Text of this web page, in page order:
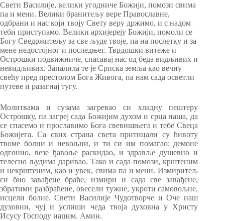
Свети Василије, велики угодниче Божији, помози свима
па и мени. Велики бранитељу вере Православне,
одбрани и нас који твоју Свету веру држимо, и с надом
теби приступамо. Велики архијереју Божији, помоли се
Богу Сведржитељу за све људе твоје, па на послетку и за
мене недостојног и последњег. Тврдошки витеже и
Острошки подвижниче, спасавај нас од беда видљивих и
невидљивих. Запалила те је Српска земља као вечну
свећу пред престолом Бога Живога, па нам сада осветли
путеве и разагнај тугу.
Молитвама и сузама загревао си хладну пештеру
Острошку, па загреј сада Божијим духом и срца наша, да
се спасемо и прославимо Бога свевишњега и тебе Свеца
Божијега. Са свих страна света притицали су ћивоту
твоме болни и невољни, и ти си им помагао: демоне
одгонио, везе ђавоље раскидао, и здравље душевно и
телесно људима даривао. Тако и сада помози, крштеним
и некрштеним, као и увек, свима па и мени. Измиритељ
си био завађене браће, измири и сада све завађене,
збратими разбраћене, овесели тужне, укроти самовољне,
исцели болне. Свети Василије Чудотворче и Оче наш
духовни, чуј и услиши чеда твоја духовна у Христу
Исусу Господу нашем. Амин.